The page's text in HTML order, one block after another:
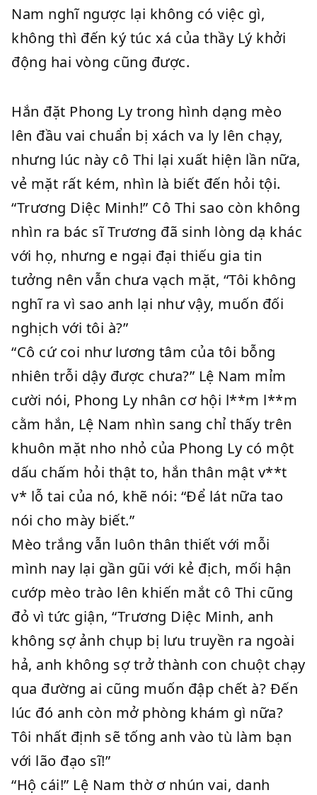
Nam nghĩ ngược lại không có việc gì,
không thì đến ký túc xá của thầy Lý khởi
động hai vòng cũng được.
Hắn đặt Phong Ly trong hình dạng mèo
lên đầu vai chuẩn bị xách va ly lên chạy,
nhưng lúc này cô Thi lại xuất hiện lần nữa,
vẻ mặt rất kém, nhìn là biết đến hỏi tội.
“Trương Diệc Minh!” Cô Thi sao còn không
nhìn ra bác sĩ Trương đã sinh lòng dạ khác
với họ, nhưng e ngại đại thiếu gia tin
tưởng nên vẫn chưa vạch mặt, “Tôi không
nghĩ ra vì sao anh lại như vậy, muốn đối
nghịch với tôi à?”
“Cô cứ coi như lương tâm của tôi bỗng
nhiên trỗi dậy được chưa?” Lệ Nam mỉm
cười nói, Phong Ly nhân cơ hội l**m l**m
cằm hắn, Lệ Nam nhìn sang chỉ thấy trên
khuôn mặt nho nhỏ của Phong Ly có một
dấu chấm hỏi thật to, hắn thân mật v**t
v* lỗ tai của nó, khẽ nói: “Để lát nữa tao
nói cho mày biết.”
Mèo trắng vẫn luôn thân thiết với mỗi
mình nay lại gần gũi với kẻ địch, mối hận
cướp mèo trào lên khiến mắt cô Thi cũng
đỏ vì tức giận, “Trương Diệc Minh, anh
không sợ ảnh chụp bị lưu truyền ra ngoài
hả, anh không sợ trở thành con chuột chạy
qua đường ai cũng muốn đập chết à? Đến
lúc đó anh còn mở phòng khám gì nữa?
Tôi nhất định sẽ tống anh vào tù làm bạn
với lão đạo sĩ!”
“Hộ cái!” Lệ Nam thờ ơ nhún vai, danh